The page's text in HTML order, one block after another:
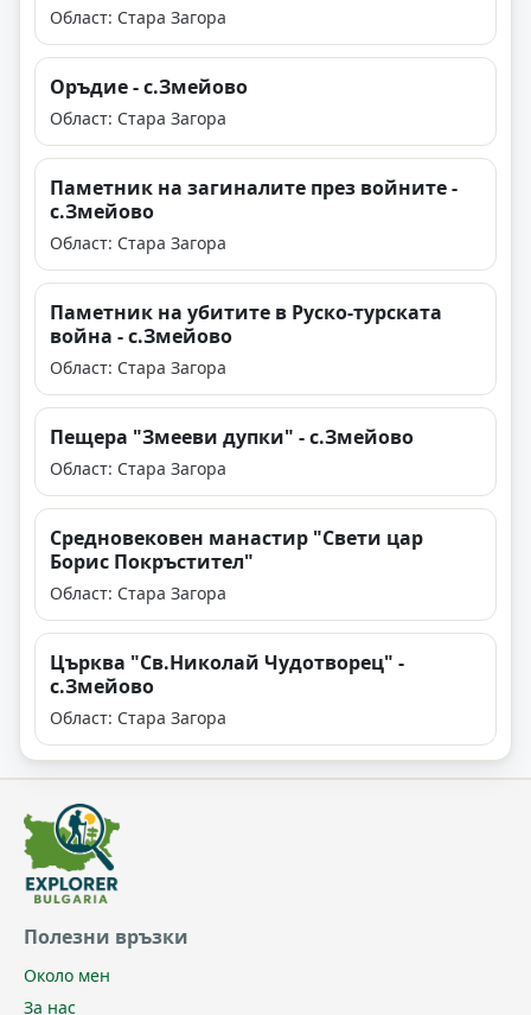
Област: Стара Загора
Оръдие - с.Змейово
Област: Стара Загора
Паметник на загиналите през войните -
с.Змейово
Област: Стара Загора
Паметник на убитите в Руско-турската
война - с.Змейово
Област: Стара Загора
Пещера "Змееви дупки" - с.Змейово
Област: Стара Загора
Средновековен манастир "Свети цар
Борис Покръстител"
Област: Стара Загора
Църква "Св.Николай Чудотворец" -
с.Змейово
Област: Стара Загора
Полезни връзки
Около мен
За нас